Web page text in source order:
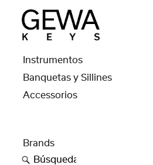
Instrumentos
Banquetas y Sillines
Accessorios
Brands
Búsqueda